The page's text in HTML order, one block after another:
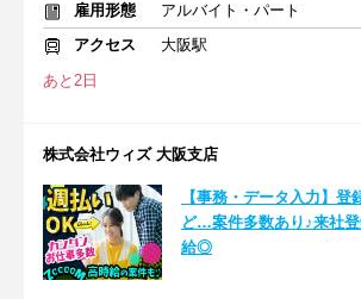
雇用形態
アルバイト・パート
アクセス
大阪駅
あと2日
株式会社ウィズ 大阪支店
【事務・データ入力】
ど…案件多数あり♪来社
給◎